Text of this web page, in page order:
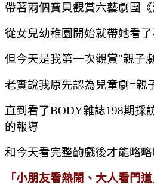
帶著兩個寶貝觀賞六藝劇團《
從女兒幼稚園開始就帶她看了
但今天是我第一次觀賞"親子
老實說我原先認為兒童劇=親
直到看了BODY雜誌198期採
的報導
和今天看完整齣戲後才能略
「小朋友看熱鬧、大人看門道